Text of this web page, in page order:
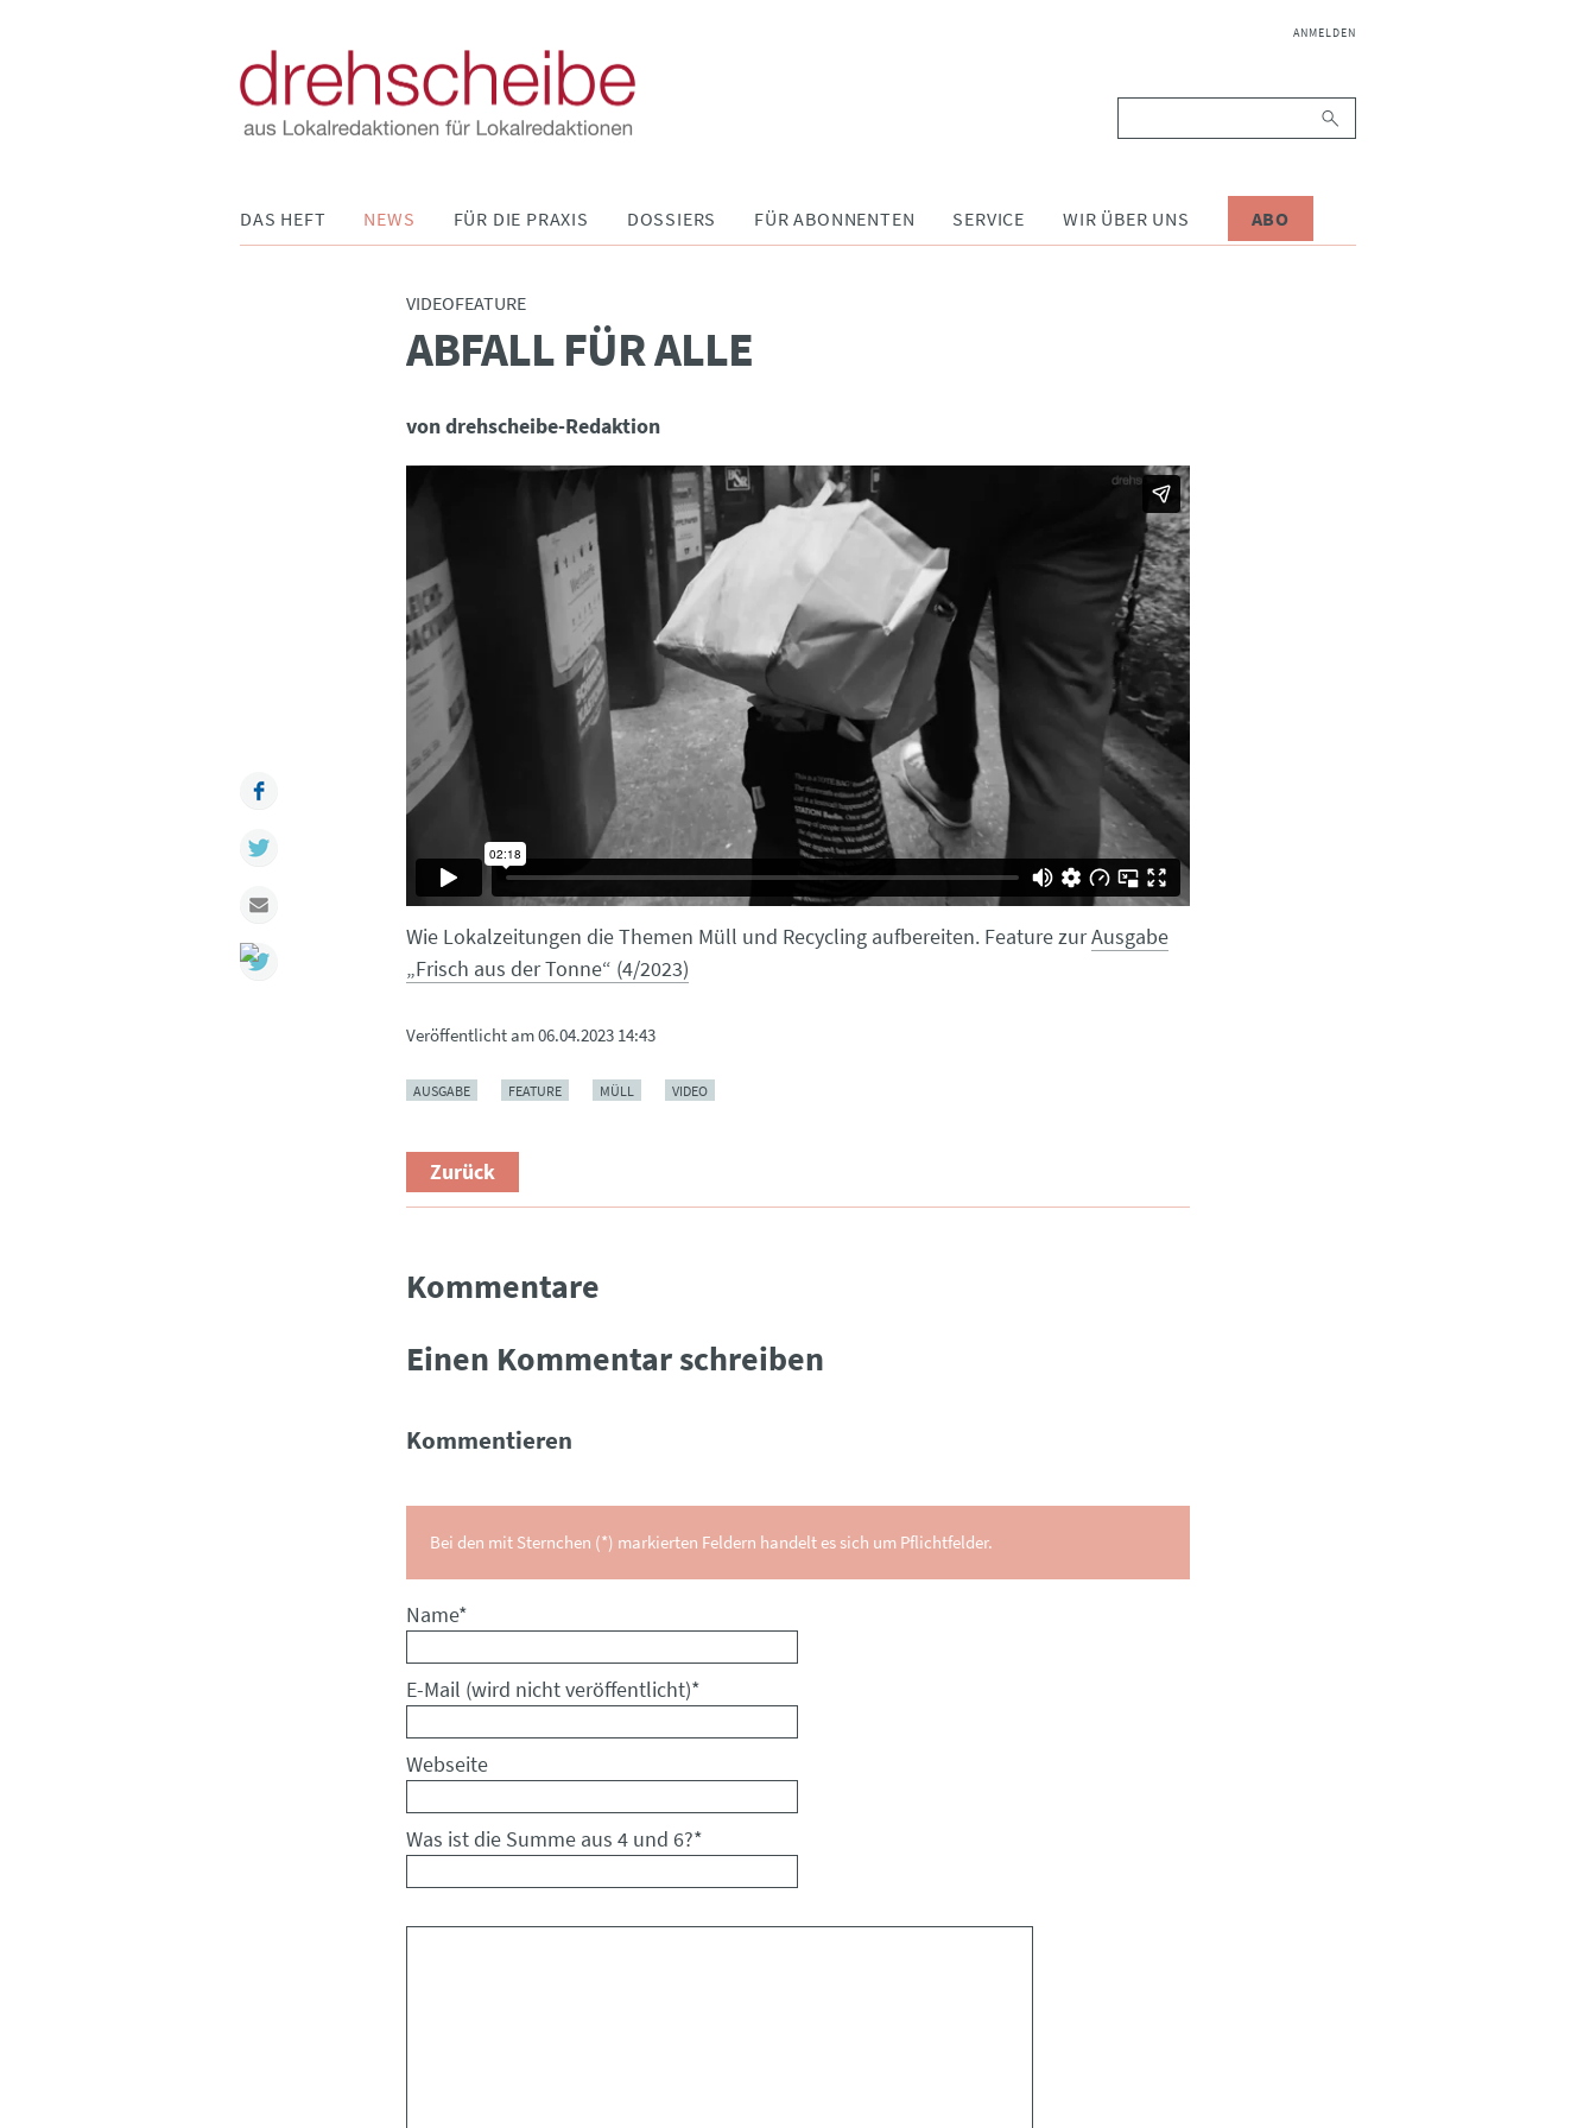
NAVIGATION
ANMELDEN
DAS HEFT NEWS FÜR DIE PRAXIS DOSSIERS FÜR ABONNENTEN SERVICE WIR ÜBER UNS ABO
VIDEOFEATURE
ABFALL FÜR ALLE
von drehscheibe-Redaktion
Wie Lokalzeitungen die Themen Müll und Recycling aufbereiten. Feature zurAusgabe
„Frisch aus der Tonne“ (4/2023)
Veröffentlicht am06.04.2023 14:43
AUSGABE FEATURE MÜLL VIDEO
Zurück
Kommentare
Einen Kommentar schreiben
Kommentieren
Bei den mit Sternchen (*) markierten Feldern handelt es sich um Pflichtfelder.
Pflichtfeld
Name*
Pflichtfeld
E-Mail (wird nicht veröffentlicht)*
Webseite
Was ist die Summe aus 4 und 6?*